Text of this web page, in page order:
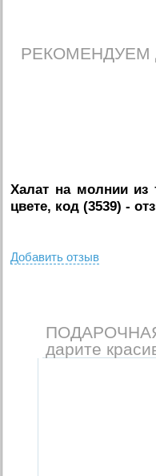
РЕКОМЕНДУЕМ
Халат на молнии
цвете, код (3539) -
Добавить отзыв
дарите